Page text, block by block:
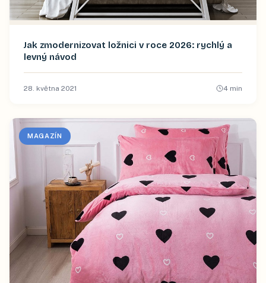
Jak zmodernizovat ložnici v roce 2026: rychlý a
levný návod
28. května 2021 4 min
MAGAZÍN